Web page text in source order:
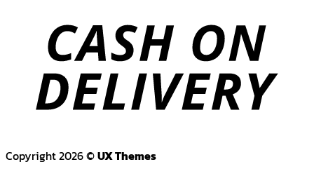
Copyright 2026 ©UX Themes